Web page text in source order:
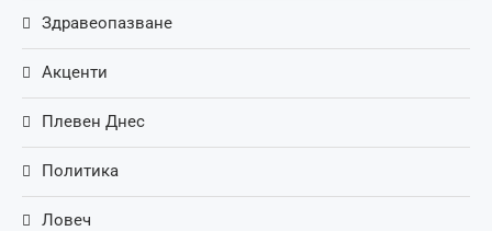
Здравеопазване
Акценти
Плевен Днес
Политика
Ловеч